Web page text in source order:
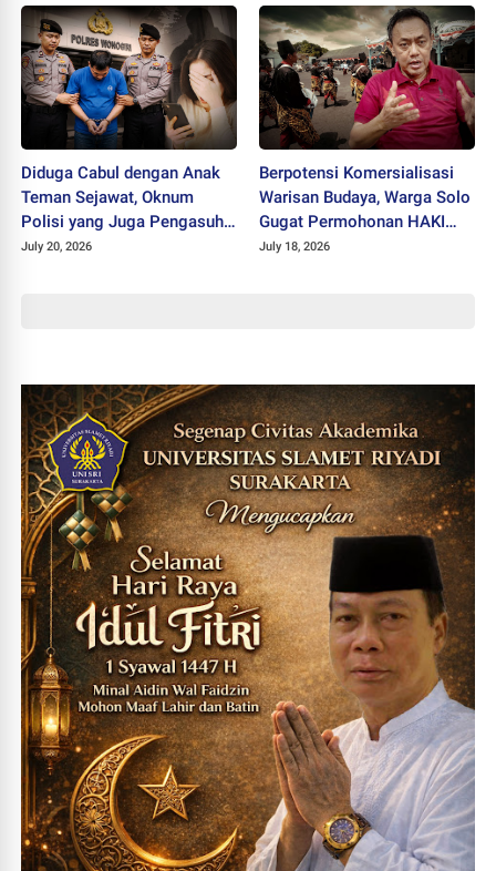
Diduga Cabul dengan Anak
Teman Sejawat, Oknum
Polisi yang Juga Pengasuh
Ponpes Ditahan Polres
July 20, 2026
Berpotensi Komersialisasi
Warisan Budaya, Warga Solo
Gugat Permohonan HAKI
"SISKS Pakubuwono XIV"
July 18, 2026